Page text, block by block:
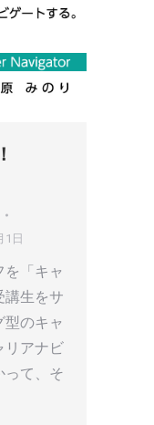
1日
「キャ
講生をサ
のキャ
リアナビ
って、そ